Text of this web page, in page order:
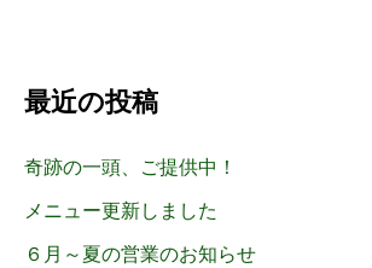
最近の投稿
奇跡の一頭、ご提供中！
メニュー更新しました
６月～夏の営業のお知らせ